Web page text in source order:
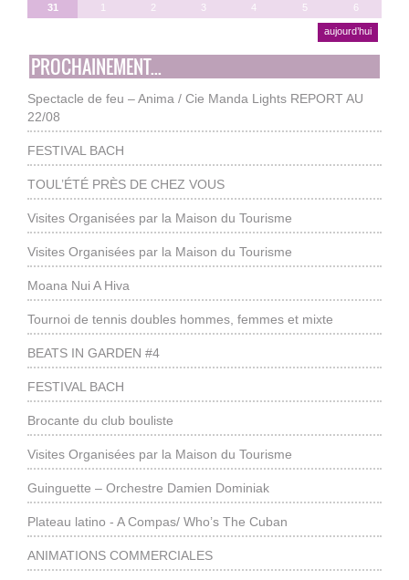
31
1 2 3 4 5 6
aujourd’hui
PROCHAINEMENT...
Spectacle de feu – Anima / Cie Manda Lights REPORT AU
22/08
FESTIVAL BACH
TOUL’ÉTÉ PRÈS DE CHEZ VOUS
Visites Organisées par la Maison du Tourisme
Visites Organisées par la Maison du Tourisme
Moana Nui A Hiva
Tournoi de tennis doubles hommes, femmes et mixte
BEATS IN GARDEN #4
FESTIVAL BACH
Brocante du club bouliste
Visites Organisées par la Maison du Tourisme
Guinguette – Orchestre Damien Dominiak
Plateau latino - A Compas/ Who’s The Cuban
ANIMATIONS COMMERCIALES